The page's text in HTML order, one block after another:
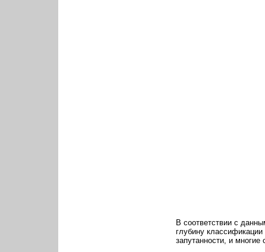
В соответствии с
глубину классификации
запутанности, и многие